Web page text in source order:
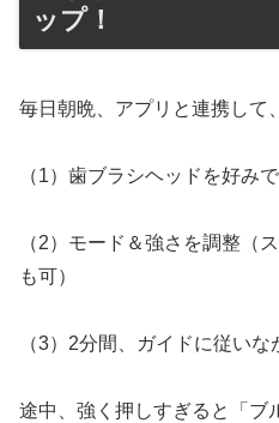
ップ！
毎日朝晩、アプリと連携して、
（1）歯ブラシヘッドを好み
（2）モード＆強さを調整（
も可）
（3）2分間、ガイドに従いな
途中、強く押しすぎると「ブ